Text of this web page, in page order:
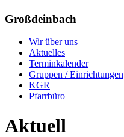
Großdeinbach
Wir über uns
Aktuelles
Terminkalender
Gruppen / Einrichtungen
KGR
Pfarrbüro
Aktuell